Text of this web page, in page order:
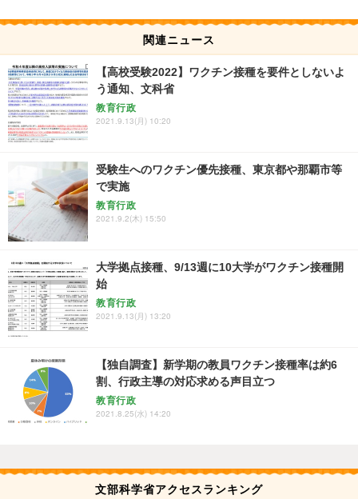
関連ニュース
【高校受験2022】ワクチン接種を要件としないよ
う通知、文科省
教育行政
2021.9.13(月) 10:20
受験生へのワクチン優先接種、東京都や那覇市等
で実施
教育行政
2021.9.2(木) 15:50
大学拠点接種、9/13週に10大学がワクチン接種開
始
教育行政
2021.9.13(月) 13:20
【独自調査】新学期の教員ワクチン接種率は約6
割、行政主導の対応求める声目立つ
教育行政
2021.8.25(水) 14:20
文部科学省アクセスランキング